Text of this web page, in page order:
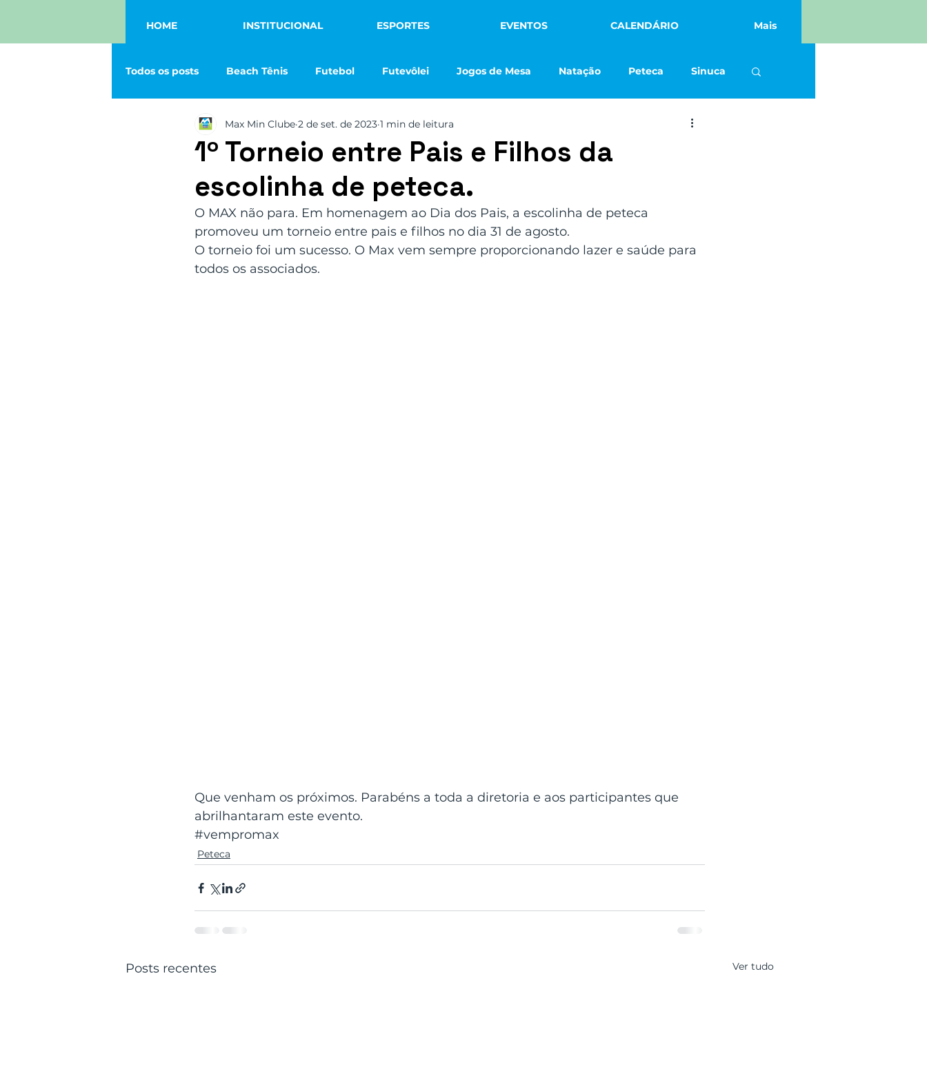
HOME INSTITUCIONAL ESPORTES EVENTOS CALENDÁRIO Mais
Todos os posts Beach Tênis Futebol Futevôlei Jogos de Mesa Natação Peteca Sinuca
Vôlei Eventos Vôlei de Praia Futsal
Futmesa Futebol Infantil Max Min Clube
1º Torneio entre Pais e Filhos da
escolinha de peteca.
Max Min Clube 2 de set. de 2023 1 min de leitura
O MAX não para. Em homenagem ao Dia dos Pais, a escolinha de peteca
promoveu um torneio entre pais e filhos no dia 31 de agosto.
O torneio foi um sucesso. O Max vem sempre proporcionando lazer e saúde para
todos os associados.
Que venham os próximos. Parabéns a toda a diretoria e aos participantes que
abrilhantaram este evento.
#vempromax
Peteca
Posts recentes Ver tudo